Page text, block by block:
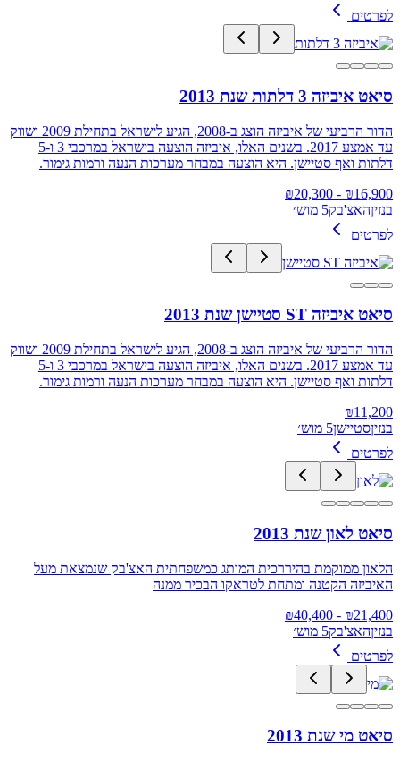
לפרטים
סיאט איביזה 3 דלתות שנת 2013
הדור הרביעי של איביזה הוצג ב-2008, הגיע לישראל בתחילת 2009 ושווק
עד אמצע 2017. בשנים האלו, איביזה הוצעה בישראל במרכבי 3 ו-5
דלתות ואף סטיישן. היא הוצעה במבחר מערכות הנעה ורמות גימור.
₪16,900
- ₪
20,300
בנזיןהאצ'בק5 מוש׳
לפרטים
סיאט איביזה ST סטיישן שנת 2013
הדור הרביעי של איביזה הוצג ב-2008, הגיע לישראל בתחילת 2009 ושווק
עד אמצע 2017. בשנים האלו, איביזה הוצעה בישראל במרכבי 3 ו-5
דלתות ואף סטיישן. היא הוצעה במבחר מערכות הנעה ורמות גימור.
₪11,200
בנזיןסטיישן5 מוש׳
לפרטים
סיאט לאון שנת 2013
הלאון ממוקמת בהיררכית המותג כמשפחתית האצ'בק שנמצאת מעל
האיביזה הקטנה ומתחת לטראקו הבכיר ממנה
₪21,400
- ₪
40,400
בנזיןהאצ'בק5 מוש׳
לפרטים
סיאט מי שנת 2013